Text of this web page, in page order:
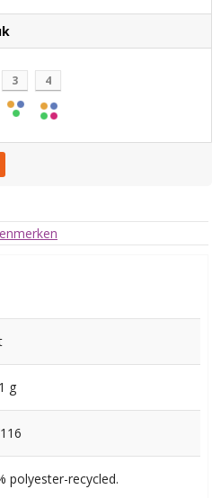
3 4
g
polyester-recycled.